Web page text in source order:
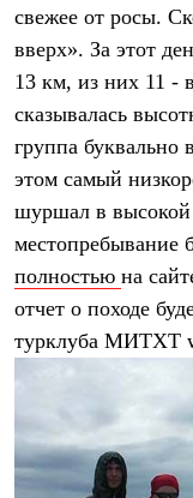
Куртки
Флисовая одежда
Куртки
Брюки
Комбинезоны
Термобелье
Комплект термобелья
Палатки и тенты
Палатки
Аксессуары для
Рюкзаки
Экспедиционные
Легкоходные
Аксессуары для
Спальные мешки
Пуховые
Комбинированные
свежее от росы.
вверх». За этот
13 км, из них 11 -
сказывалась
группа буквально
этом самый
шуршал в высокой
местопребывание
полностью на
отчет о походе
турклуба МИТХТ